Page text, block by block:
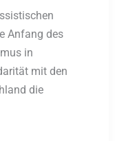
Anfang des
in
mit den
die